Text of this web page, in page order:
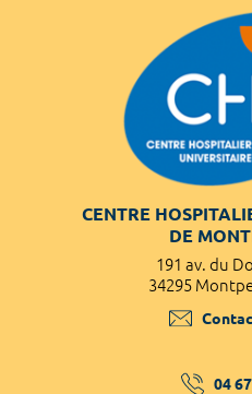
CENTRE
DE
191 av. du
34295
04